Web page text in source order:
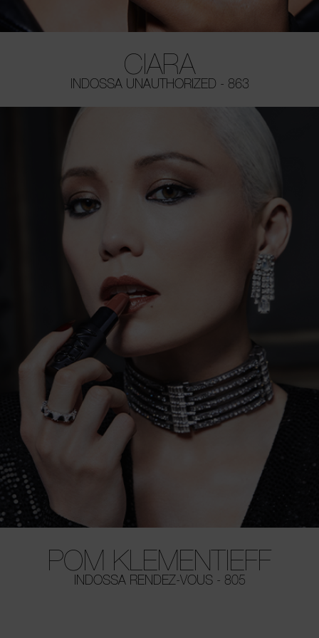
CIARA
INDOSSA UNAUTHORIZED - 863
POM KLEMENTIEFF
INDOSSA RENDEZ-VOUS - 805